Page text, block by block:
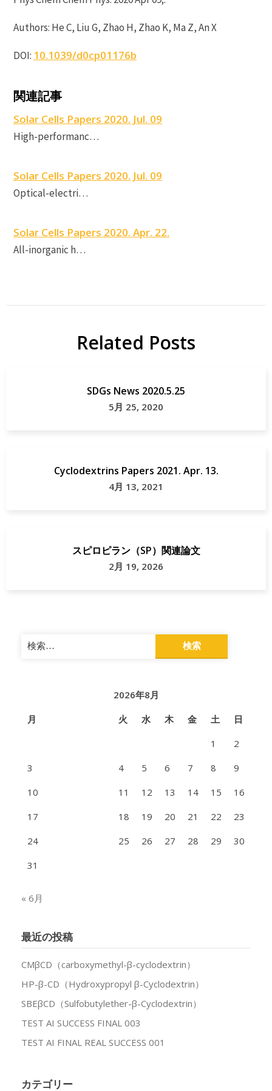
Authors: He C, Liu G, Zhao H, Zhao K, Ma Z, An X
DOI: 10.1039/d0cp01176b
関連記事
Solar Cells Papers 2020. Jul. 09
High-performanc…
Solar Cells Papers 2020. Jul. 09
Optical-electri…
Solar Cells Papers 2020. Apr. 22.
All-inorganic h…
Related Posts
SDGs News 2020.5.25
5月 25, 2020
Cyclodextrins Papers 2021. Apr. 13.
4月 13, 2021
スピロピラン（SP）関連論文
2月 19, 2026
検
索:
2026年8月
月
火 水 木 金 土
日
1
2
3
4 5 6 7 8
9
10
11 12 13 14 15
16
17
18 19 20 21 22
23
24
25 26 27 28 29
30
31
« 6月
最近の投稿
CMβCD（carboxymethyl-β-cyclodextrin）
HP-β-CD（Hydroxypropyl β-Cyclodextrin）
SBEβCD（Sulfobutylether-β-Cyclodextrin）
TEST AI SUCCESS FINAL 003
TEST AI FINAL REAL SUCCESS 001
カテゴリー